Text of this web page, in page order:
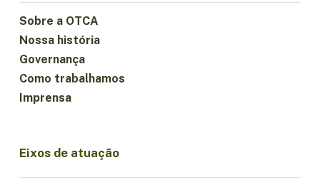
Sobre a OTCA
Nossa história
Governança
Como trabalhamos
Imprensa
Eixos de atuação